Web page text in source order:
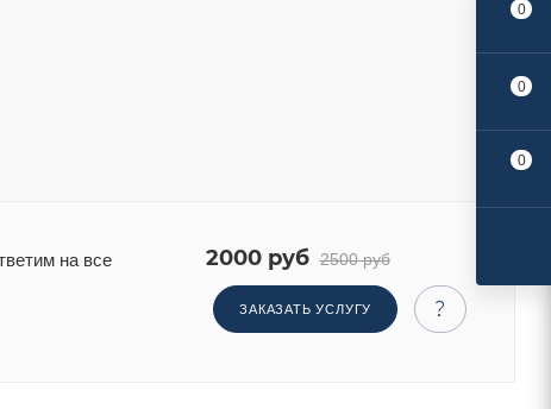
Поделиться:
на все
2000 руб 2500 руб
ЗАКАЗАТЬ УСЛУГУ
0
0
0